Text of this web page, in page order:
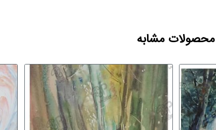
محصولات مشابه